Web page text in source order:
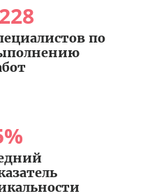
по
%